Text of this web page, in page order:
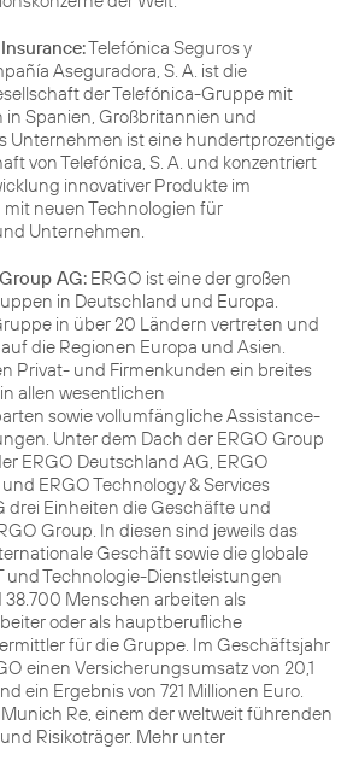
Telefónica Seguros y
Aseguradora, S. A. ist die
der Telefónica-Gruppe mit
in Spanien, Großbritannien und
Unternehmen ist eine hundertprozentige
von Telefónica, S. A. und konzentriert
innovativer Produkte im
neuen Technologien für
Unternehmen.
AG: ERGO ist eine der großen
in Deutschland und Europa.
in über 20 Ländern vertreten und
die Regionen Europa und Asien.
Privat- und Firmenkunden ein breites
allen wesentlichen
sowie vollumfängliche Assistance-
Unter dem Dach der ERGO Group
ERGO Deutschland AG, ERGO
ERGO Technology & Services
drei Einheiten die Geschäfte und
Group. In diesen sind jeweils das
Geschäft sowie die globale
und Technologie-Dienstleistungen
Menschen arbeiten als
oder als hauptberufliche
für die Gruppe. Im Geschäftsjahr
einen Versicherungsumsatz von 20,1
ein Ergebnis von 721 Millionen Euro.
Re, einem der weltweit führenden
Risikoträger. Mehr unter